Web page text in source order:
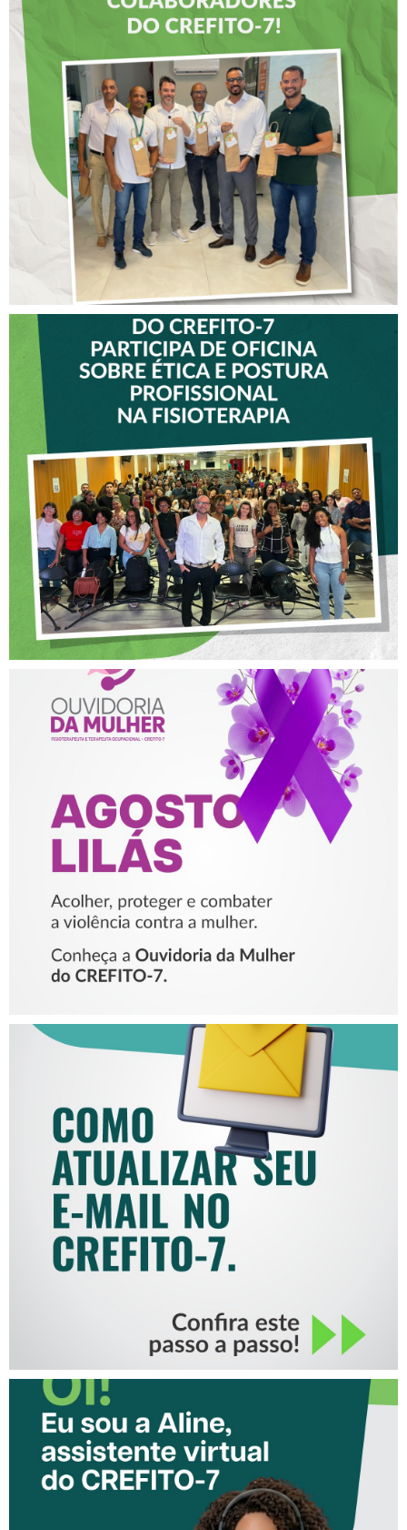
DIA DOS PAIS É
ANTECIPADO PARA
COLABORADORES DO
CREFITO-7
VICE-PRESIDENTE DO
CREFITO-7 PARTICIPA DE
OFICINA SOBRE ÉTICA E
POSTURA PROFISSIONAL
NA FISIOTERAPIA
AGOSTO LILÁS – ACOLHER,
PROTEGER E COMBATER A
VIOLÊNCIA CONTRA A
MULHER
COMO ATUALIZAR SEU E-
MAIL NO CREFITO-7
CONHEÇA A ‘ALINE’,